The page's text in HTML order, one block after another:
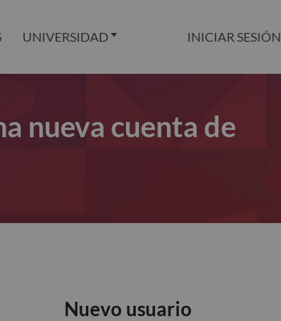
UNIVERSIDAD INICIAR SESIÓN
nueva cuenta de
Nuevo usuario